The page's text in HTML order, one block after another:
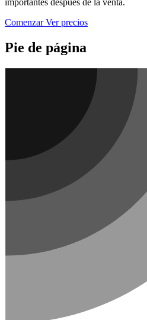
importantes después de la venta.
ComenzarVer precios
Pie de página